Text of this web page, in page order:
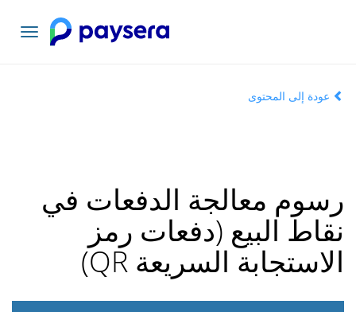
تبديل
التنقل
عودة إلى المحتوى
رسوم معالجة الدفعات في
نقاط البيع (دفعات رمز
الاستجابة السريعة QR)